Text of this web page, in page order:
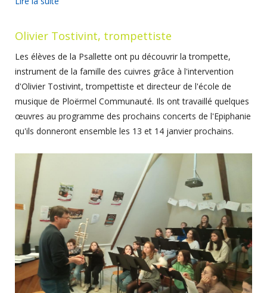
Olivier Tostivint, trompettiste
Les élèves de la Psallette ont pu découvrir la trompette,
instrument de la famille des cuivres grâce à l'intervention
d'Olivier Tostivint, trompettiste et directeur de l'école de
musique de Ploërmel Communauté. Ils ont travaillé quelques
œuvres au programme des prochains concerts de l'Epiphanie
qu'ils donneront ensemble les 13 et 14 janvier prochains.